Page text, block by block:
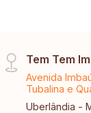
Tem Tem
Avenida
Tubalina e
Uberlândia -